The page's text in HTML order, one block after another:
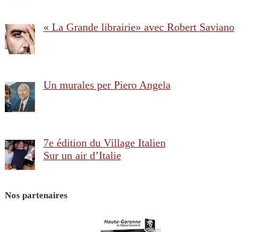
« La Grande librairie» avec Robert Saviano
Un murales per Piero Angela
7e édition du Village Italien
Sur un air d’Italie
Nos partenaires